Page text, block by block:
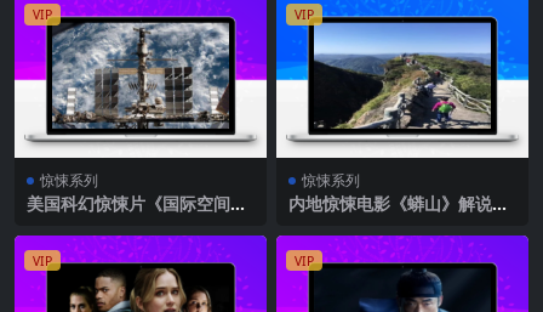
VIP
惊悚系列
美国科幻惊悚片《国际空间站
VIP
惊悚系列
内地惊悚电影《蟒山》解说文
VIP VIP